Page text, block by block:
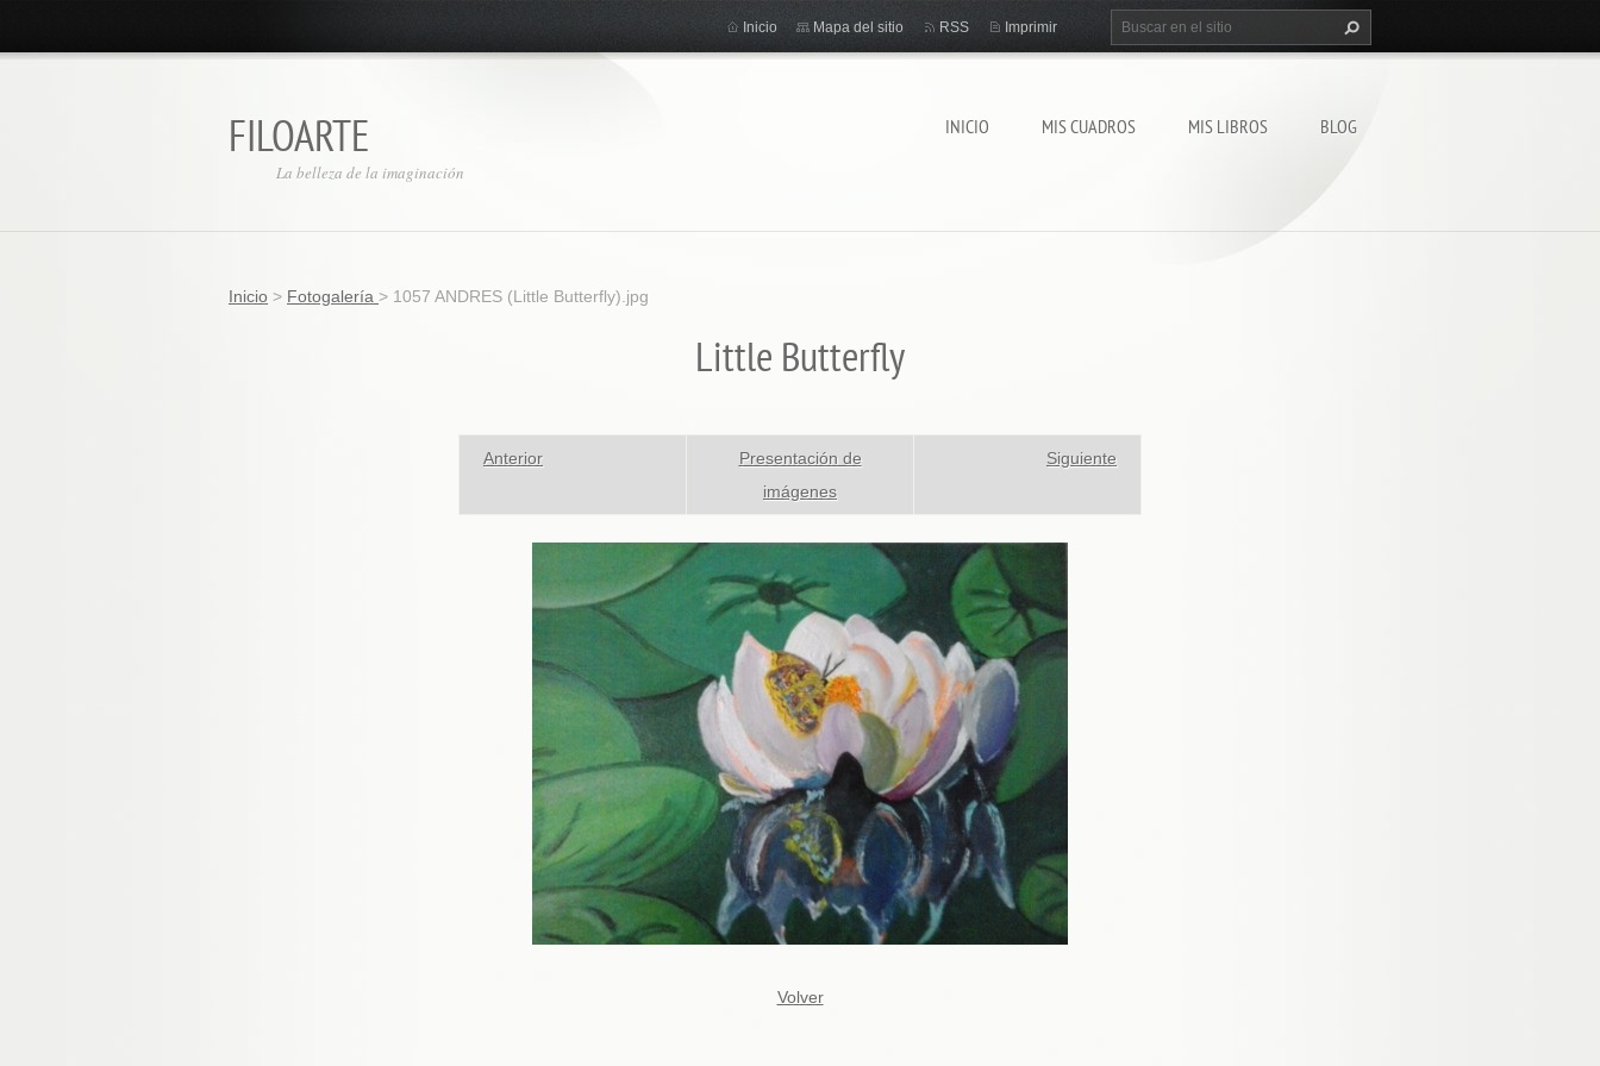
FILOARTE
La belleza de la imaginación
INICIO MIS CUADROS MIS LIBROS BLOG
Inicio Mapa del sitio RSS Imprimir
Inicio > Fotogalería > 1057 ANDRES (Little Butterfly).jpg
Little Butterfly
Anterior
Presentación de
imágenes
Siguiente
Volver